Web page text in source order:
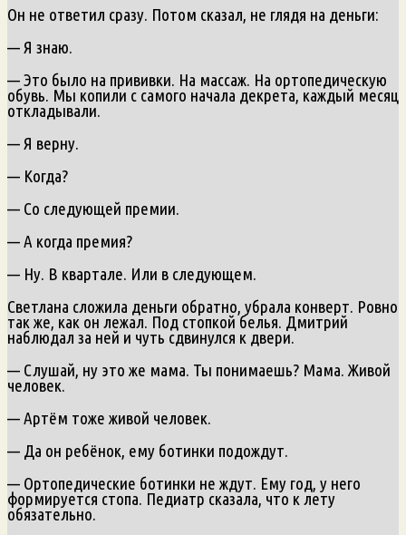
Он не ответил сразу. Потом сказал, не глядя на деньги:
— Я знаю.
— Это было на прививки. На массаж. На ортопедическую
обувь. Мы копили с самого начала декрета, каждый месяц
откладывали.
— Я верну.
— Когда?
— Со следующей премии.
— А когда премия?
— Ну. В квартале. Или в следующем.
Светлана сложила деньги обратно, убрала конверт. Ровно
так же, как он лежал. Под стопкой белья. Дмитрий
наблюдал за ней и чуть сдвинулся к двери.
— Слушай, ну это же мама. Ты понимаешь? Мама. Живой
человек.
— Артём тоже живой человек.
— Да он ребёнок, ему ботинки подождут.
— Ортопедические ботинки не ждут. Ему год, у него
формируется стопа. Педиатр сказала, что к лету
обязательно.